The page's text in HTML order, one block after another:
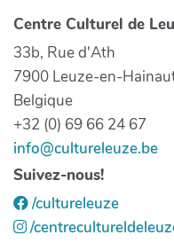
Centre Culturel de
33b, Rue d'Ath
7900 Leuze-en-
Belgique
+32 (0) 69 66 24 67
info@cultureleuze.be
Suivez-nous!
/cultureleuze
/